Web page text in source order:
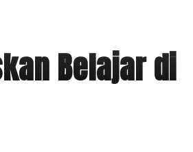
Belajar di